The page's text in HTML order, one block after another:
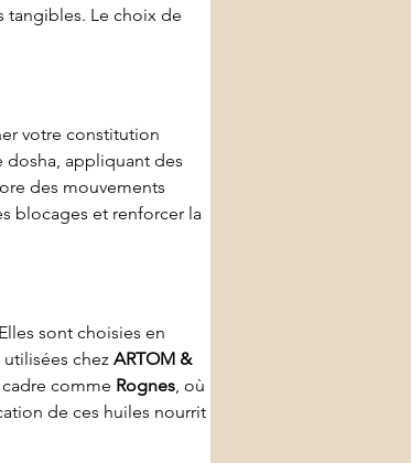
tangibles. Le choix de
votre constitution
dosha, appliquant des
des mouvements
blocages et renforcer la
sont choisies en
utilisées chez ARTOM &
comme Rognes, où
de ces huiles nourrit